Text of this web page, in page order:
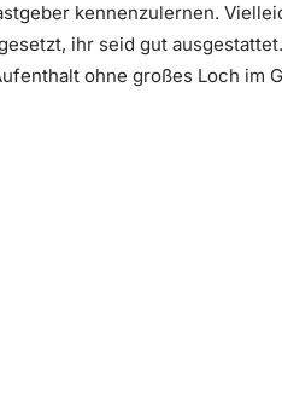
kennenzulernen.
ihr seid gut
ohne großes Loch im